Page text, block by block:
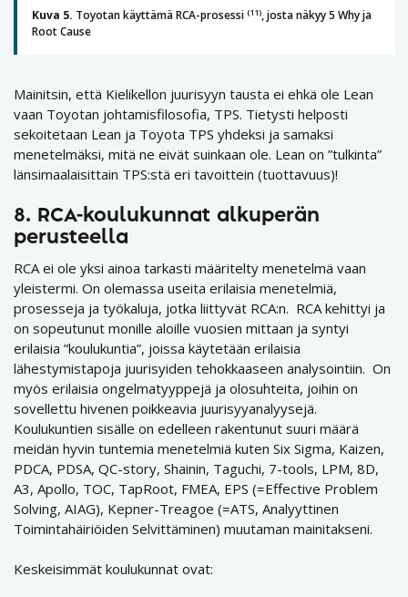
Kuva 5. Toyotan käyttämä RCA-prosessi (11), josta näkyy 5 Why ja
Root Cause
Mainitsin, että Kielikellon juurisyyn tausta ei ehkä ole Lean
vaan Toyotan johtamisfilosofia, TPS. Tietysti helposti
sekoitetaan Lean ja Toyota TPS yhdeksi ja samaksi
menetelmäksi, mitä ne eivät suinkaan ole. Lean on ”tulkinta”
länsimaalaisittain TPS:stä eri tavoittein (tuottavuus)!
8. RCA-koulukunnat alkuperän
perusteella
RCA ei ole yksi ainoa tarkasti määritelty menetelmä vaan
yleistermi. On olemassa useita erilaisia menetelmiä,
prosesseja ja työkaluja, jotka liittyvät RCA:n. RCA kehittyi ja
on sopeutunut monille aloille vuosien mittaan ja syntyi
erilaisia ”koulukuntia”, joissa käytetään erilaisia
lähestymistapoja juurisyiden tehokkaaseen analysointiin. On
myös erilaisia ongelmatyyppejä ja olosuhteita, joihin on
sovellettu hivenen poikkeavia juurisyyanalyysejä.
Koulukuntien sisälle on edelleen rakentunut suuri määrä
meidän hyvin tuntemia menetelmiä kuten Six Sigma, Kaizen,
PDCA, PDSA, QC-story, Shainin, Taguchi, 7-tools, LPM, 8D,
A3, Apollo, TOC, TapRoot, FMEA, EPS (=Effective Problem
Solving, AIAG), Kepner-Treagoe (=ATS, Analyyttinen
Toimintahäiriöiden Selvittäminen) muutaman mainitakseni.
Keskeisimmät koulukunnat ovat: